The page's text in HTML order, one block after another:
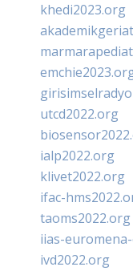
khedi2023.org
utcd2022.org
ialp2022.org
klivet2022.org
ifac-
taoms2022.org
iias-
ivd2022.org